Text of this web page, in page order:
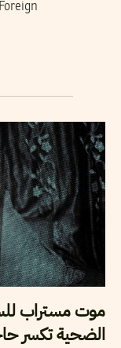
موت مستراب
الضحية تكسر